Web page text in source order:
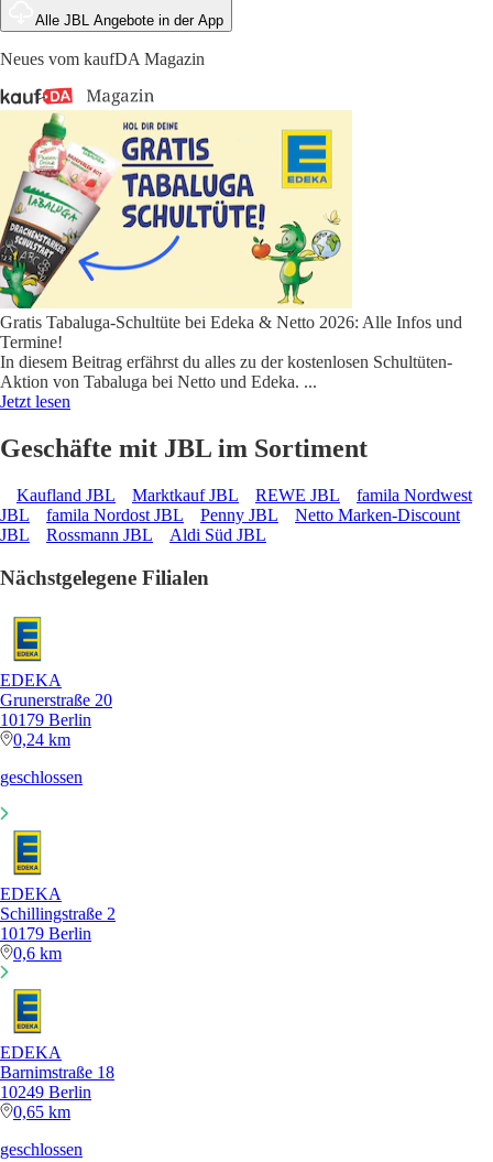
Alle JBL Angebote in der App
Neues vom kaufDA Magazin
Gratis Tabaluga-Schultüte bei Edeka & Netto 2026: Alle Infos und
Termine!
In diesem Beitrag erfährst du alles zu der kostenlosen Schultüten-
Aktion von Tabaluga bei Netto und Edeka. ...
Jetzt lesen
Geschäfte mit JBL im Sortiment
Kaufland JBL Marktkauf JBL REWE JBL
famila Nordwest
JBL
famila Nordost JBL Penny JBL
Netto Marken-Discount
JBL
Rossmann JBL Aldi Süd JBL
Nächstgelegene Filialen
EDEKA
Grunerstraße 20
10179 Berlin
0,24 km
geschlossen
EDEKA
Schillingstraße 2
10179 Berlin
0,6 km
EDEKA
Barnimstraße 18
10249 Berlin
0,65 km
geschlossen